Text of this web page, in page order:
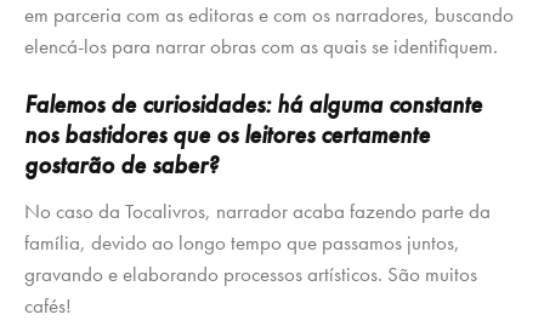
em parceria com as editoras e com os narradores, buscando
elencá-los para narrar obras com as quais se identifiquem.
Falemos de curiosidades: há alguma constante
nos bastidores que os leitores certamente
gostarão de saber?
No caso da Tocalivros, narrador acaba fazendo parte da
família, devido ao longo tempo que passamos juntos,
gravando e elaborando processos artísticos. São muitos
cafés!